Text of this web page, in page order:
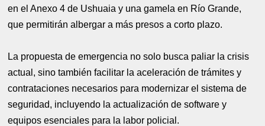
en el Anexo 4 de Ushuaia y una gamela en Río Grande,
que permitirán albergar a más presos a corto plazo.
La propuesta de emergencia no solo busca paliar la crisis
actual, sino también facilitar la aceleración de trámites y
contrataciones necesarios para modernizar el sistema de
seguridad, incluyendo la actualización de software y
equipos esenciales para la labor policial.